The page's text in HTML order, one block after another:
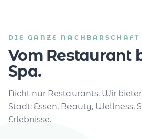
DIE GANZE NACHBARSCHAFT
Vom Restaurant
Spa.
Nicht nur Restaurants. Wir
Stadt: Essen, Beauty, Wellness,
Erlebnisse.